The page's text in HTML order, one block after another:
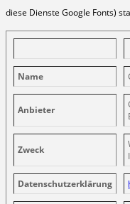
diese Dienste Google Fonts)
Name
Anbieter
Zweck
Datenschutzerklärung